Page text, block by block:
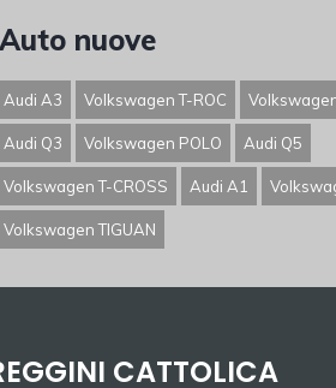
Auto nuove
Audi A3 Volkswagen T-ROC
Audi Q3 Volkswagen POLO Audi Q5
Volkswagen T-CROSS Audi A1
Volkswagen TIGUAN
CATTOLICA